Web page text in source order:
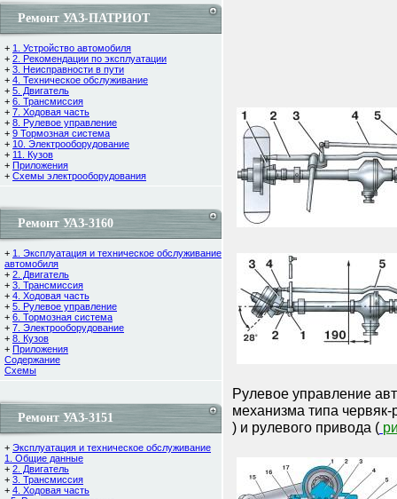
Ремонт УАЗ-ПАТРИОТ
+ 1. Устройство автомобиля
+ 2. Рекомендации по эксплуатации
+ 3. Неисправности в пути
+ 4. Техническое обслуживание
+ 5. Двигатель
+ 6. Трансмиссия
+ 7. Ходовая часть
+ 8. Рулевое управление
+ 9 Тормозная система
+ 10. Электрооборудование
+ 11. Кузов
+ Приложения
+ Схемы электрооборудования
Ремонт УАЗ-3160
+ 1. Эксплуатация и техническое обслуживание
автомобиля
+ 2. Двигатель
+ 3. Трансмиссия
+ 4. Ходовая часть
+ 5. Рулевое управление
+ 6. Тормозная система
+ 7. Электрооборудование
+ 8. Кузов
+ Приложения
Содержание
Cхемы
Ремонт УАЗ-3151
+ Эксплуатация и техническое обслуживание
1. Общие данные
+ 2. Двигатель
+ 3. Трансмиссия
+ 4. Ходовая часть
Рулевое управление
механизма типа
) и рулевого привода (